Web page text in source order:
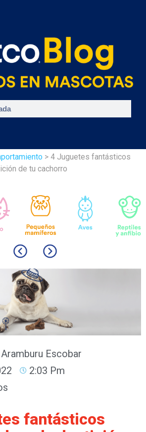
> 4 Juguetes fantásticos
de tu cachorro
Escobar
2:03 Pm
fantásticos